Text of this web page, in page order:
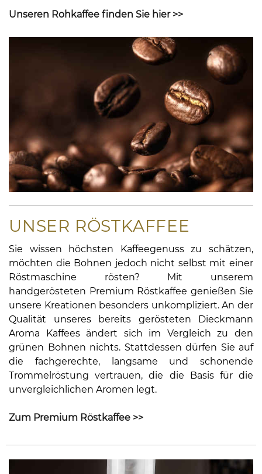
Unseren Rohkaffee finden Sie hier >>
UNSER RÖSTKAFFEE
Sie wissen höchsten Kaffeegenuss zu schätzen,
möchten die Bohnen jedoch nicht selbst mit einer
Röstmaschine rösten? Mit unserem
handgerösteten Premium Röstkaffee genießen Sie
unsere Kreationen besonders unkompliziert. An der
Qualität unseres bereits gerösteten Dieckmann
Aroma Kaffees ändert sich im Vergleich zu den
grünen Bohnen nichts. Stattdessen dürfen Sie auf
die fachgerechte, langsame und schonende
Trommelröstung vertrauen, die die Basis für die
unvergleichlichen Aromen legt.
Zum Premium Röstkaffee >>